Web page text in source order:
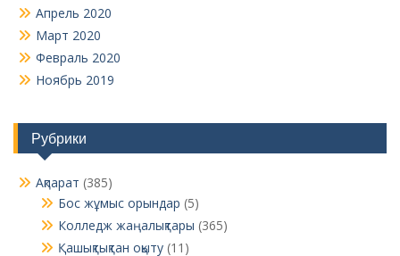
Апрель 2020
Март 2020
Февраль 2020
Ноябрь 2019
Рубрики
Ақпарат (385)
Бос жұмыс орындар (5)
Колледж жаңалықтары (365)
Қашықтықтан оқыту (11)